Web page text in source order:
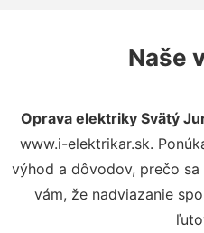
Naše
Oprava elektriky Svätý
www.i-elektrikar.sk.
výhod a dôvodov, prečo
vám, že nadviazanie